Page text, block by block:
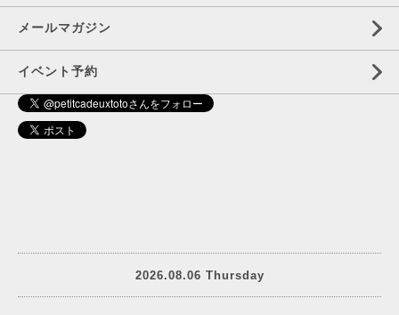
メールマガジン
イベント予約
2026.08.06 Thursday